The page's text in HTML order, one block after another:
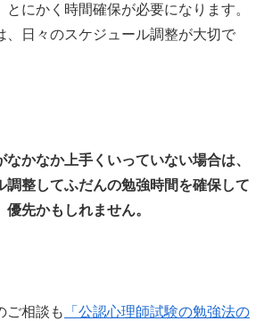
にかく時間確保が必要になります。
、日々のスケジュール調整が大切で
かなか上手くいっていない場合は、
調整してふだんの勉強時間を確保して
先かもしれません。
ご相談も
「公認心理師試験の勉強法の